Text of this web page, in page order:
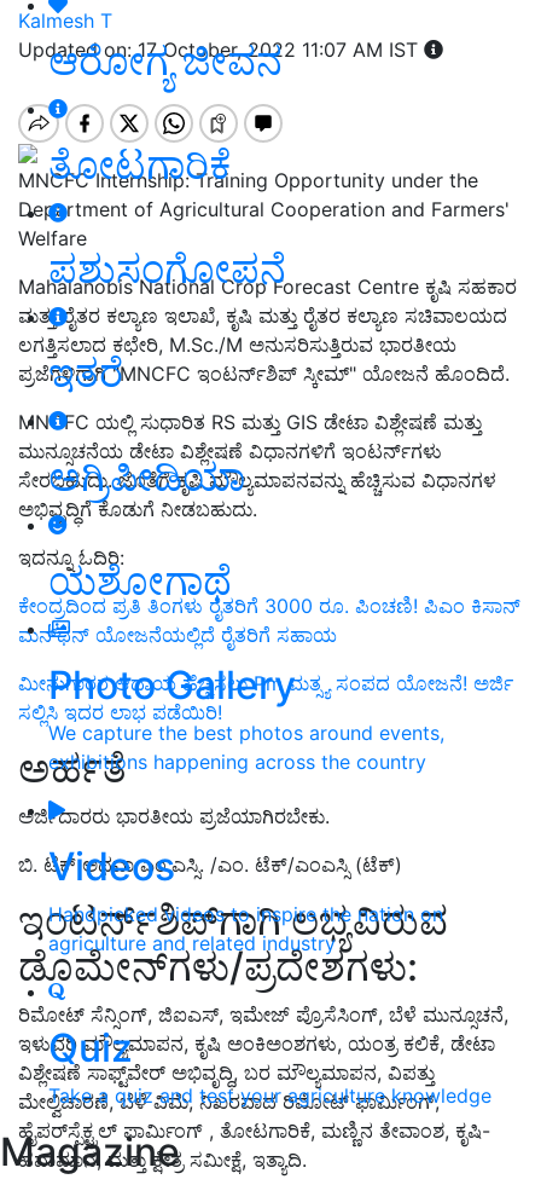
ಆರೋಗ್ಯ ಜೀವನ
ತೋಟಗಾರಿಕೆ
ಪಶುಸಂಗೋಪನೆ
ಇತರೆ
ಅಗ್ರಿಪೀಡಿಯಾ
ಯಶೋಗಾಥೆ
Photo Gallery
We capture the best photos around events,
exhibitions happening across the country
Videos
Handpicked videos to inspire the nation on
agriculture and related industry
Quiz
Take a quiz and test your agriculture knowledge
Magazine
Kalmesh T
Updated on: 17 October, 2022 11:07 AM IST
MNCFC Internship: Training Opportunity under the
Department of Agricultural Cooperation and Farmers'
Welfare
Mahalanobis National Crop Forecast Centre ಕೃಷಿ ಸಹಕಾರ
ಮತ್ತು ರೈತರ ಕಲ್ಯಾಣ ಇಲಾಖೆ, ಕೃಷಿ ಮತ್ತು ರೈತರ ಕಲ್ಯಾಣ ಸಚಿವಾಲಯದ
ಲಗತ್ತಿಸಲಾದ ಕಛೇರಿ, M.Sc./M ಅನುಸರಿಸುತ್ತಿರುವ ಭಾರತೀಯ
ಪ್ರಜೆಗಳಿಗಾಗಿ "MNCFC ಇಂಟರ್ನ್‌ಶಿಪ್ ಸ್ಕೀಮ್" ಯೋಜನೆ ಹೊಂದಿದೆ.
MNCFC ಯಲ್ಲಿ ಸುಧಾರಿತ RS ಮತ್ತು GIS ಡೇಟಾ ವಿಶ್ಲೇಷಣೆ ಮತ್ತು
ಮುನ್ಸೂಚನೆಯ ಡೇಟಾ ವಿಶ್ಲೇಷಣೆ ವಿಧಾನಗಳಿಗೆ ಇಂಟರ್ನ್‌ಗಳು
ಸೇರಬಹುದು. ಜೊತೆಗೆ ಕೃಷಿ ಮೌಲ್ಯಮಾಪನವನ್ನು ಹೆಚ್ಚಿಸುವ ವಿಧಾನಗಳ
ಅಭಿವೃದ್ಧಿಗೆ ಕೊಡುಗೆ ನೀಡಬಹುದು.
ಇದನ್ನೂ ಓದಿರಿ:
ಕೇಂದ್ರದಿಂದ ಪ್ರತಿ ತಿಂಗಳು ರೈತರಿಗೆ 3000 ರೂ. ಪಿಂಚಣಿ! ಪಿಎಂ ಕಿಸಾನ್
ಮನ್‌ಧನ್‌ ಯೋಜನೆಯಲ್ಲಿದೆ ರೈತರಿಗೆ ಸಹಾಯ
ಮೀನುಗಾರರ ಆದಾಯ ಹೆಚ್ಚಿಸಲು Pm ಮತ್ಸ್ಯ ಸಂಪದ ಯೋಜನೆ! ಅರ್ಜಿ
ಸಲ್ಲಿಸಿ ಇದರ ಲಾಭ ಪಡೆಯಿರಿ!
ಅರ್ಹತೆ
ಅರ್ಜಿದಾರರು ಭಾರತೀಯ ಪ್ರಜೆಯಾಗಿರಬೇಕು.
ಬಿ. ಟೆಕ್ ಅಥವಾ ಎಂ.ಎಸ್ಸಿ. /ಎಂ. ಟೆಕ್/ಎಂಎಸ್ಸಿ (ಟೆಕ್)
ಇಂಟರ್ನ್‌ಶಿಪ್‌ಗಾಗಿ ಲಭ್ಯವಿರುವ
ಡೊಮೇನ್‌ಗಳು/ಪ್ರದೇಶಗಳು:
ರಿಮೋಟ್ ಸೆನ್ಸಿಂಗ್, ಜಿಐಎಸ್, ಇಮೇಜ್ ಪ್ರೊಸೆಸಿಂಗ್, ಬೆಳೆ ಮುನ್ಸೂಚನೆ,
ಇಳುವರಿ ಮೌಲ್ಯಮಾಪನ, ಕೃಷಿ ಅಂಕಿಅಂಶಗಳು, ಯಂತ್ರ ಕಲಿಕೆ, ಡೇಟಾ
ವಿಶ್ಲೇಷಣೆ ಸಾಫ್ಟ್‌ವೇರ್ ಅಭಿವೃದ್ಧಿ, ಬರ ಮೌಲ್ಯಮಾಪನ, ವಿಪತ್ತು
ಮೇಲ್ವಿಚಾರಣೆ, ಬೆಳೆ ವಿಮೆ, ನಿಖರವಾದ ರಿಮೋಟ್ ಫಾರ್ಮಿಂಗ್,
ಹೈಪರ್‌ಸ್ಪೆಕ್ಟ್ರಲ್ ಫಾರ್ಮಿಂಗ್ , ತೋಟಗಾರಿಕೆ, ಮಣ್ಣಿನ ತೇವಾಂಶ, ಕೃಷಿ-
ಹವಾಮಾನ, ಮತ್ತು ಕ್ಷೇತ್ರ ಸಮೀಕ್ಷೆ, ಇತ್ಯಾದಿ.